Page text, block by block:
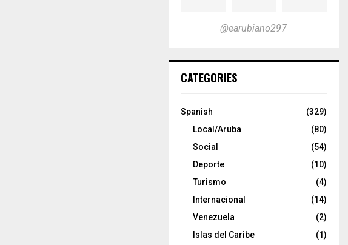
@earubiano297
CATEGORIES
Spanish
(329)
Local/Aruba
(80)
Social
(54)
Deporte
(10)
Turismo
(4)
Internacional
(14)
Venezuela
(2)
Islas del Caribe
(1)